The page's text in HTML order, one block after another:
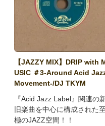
【JAZZY MIX】DRIP with
USIC ＃3-Around Acid
Movement-/DJ TKYM
『Acid Jazz Label』関連の
旧楽曲を中心に構成された至
極のJAZZ空間！！